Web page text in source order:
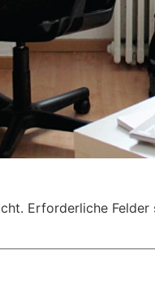
Erforderliche Felder